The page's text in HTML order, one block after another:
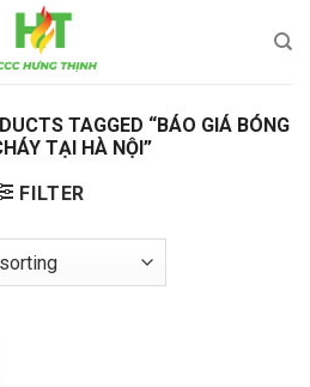
TAGGED “BÁO GIÁ BÓNG
TẠI HÀ NỘI”
FILTER